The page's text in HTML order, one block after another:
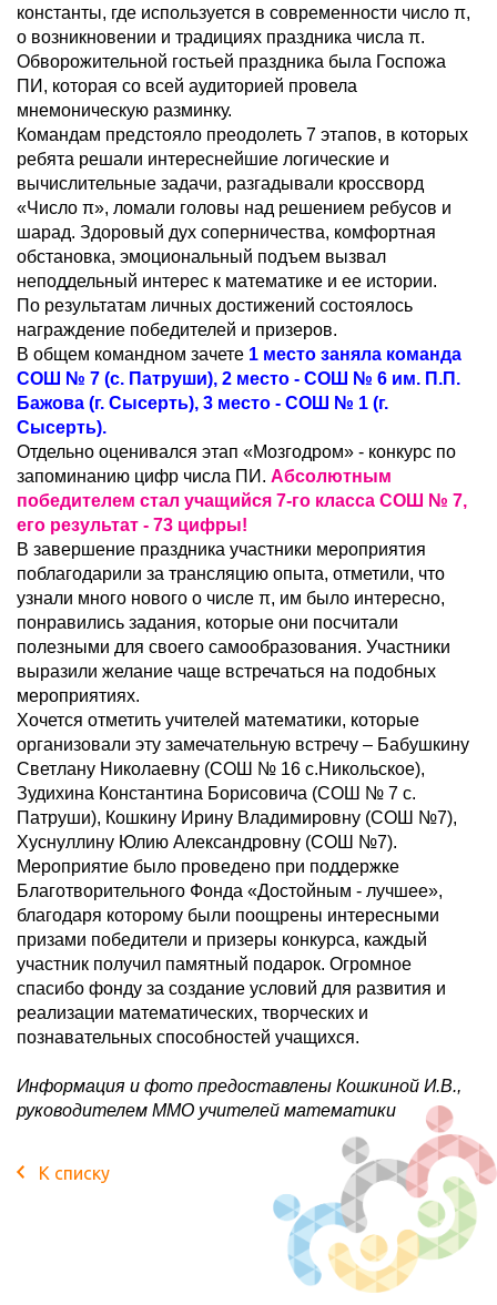
константы, где используется в современности число π,
о возникновении и традициях праздника числа π.
Обворожительной гостьей праздника была Госпожа
ПИ, которая со всей аудиторией провела
мнемоническую разминку.
Командам предстояло преодолеть 7 этапов, в которых
ребята решали интереснейшие логические и
вычислительные задачи, разгадывали кроссворд
«Число π», ломали головы над решением ребусов и
шарад. Здоровый дух соперничества, комфортная
обстановка, эмоциональный подъем вызвал
неподдельный интерес к математике и ее истории.
По результатам личных достижений состоялось
награждение победителей и призеров.
В общем командном зачете 1 место заняла команда
СОШ № 7 (с. Патруши), 2 место - СОШ № 6 им. П.П.
Бажова (г. Сысерть), 3 место - СОШ № 1 (г.
Сысерть).
Отдельно оценивался этап «Мозгодром» - конкурс по
запоминанию цифр числа ПИ. Абсолютным
победителем стал учащийся 7-го класса СОШ № 7,
его результат - 73 цифры!
В завершение праздника участники мероприятия
поблагодарили за трансляцию опыта, отметили, что
узнали много нового о числе π, им было интересно,
понравились задания, которые они посчитали
полезными для своего самообразования. Участники
выразили желание чаще встречаться на подобных
мероприятиях.
Хочется отметить учителей математики, которые
организовали эту замечательную встречу – Бабушкину
Светлану Николаевну (СОШ № 16 с.Никольское),
Зудихина Константина Борисовича (СОШ № 7 с.
Патруши), Кошкину Ирину Владимировну (СОШ №7),
Хуснуллину Юлию Александровну (СОШ №7).
Мероприятие было проведено при поддержке
Благотворительного Фонда «Достойным - лучшее»,
благодаря которому были поощрены интересными
призами победители и призеры конкурса, каждый
участник получил памятный подарок. Огромное
спасибо фонду за создание условий для развития и
реализации математических, творческих и
познавательных способностей учащихся.
Информация и фото предоставлены Кошкиной И.В.,
руководителем ММО учителей математики
К списку